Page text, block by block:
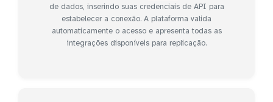
de dados, inserindo suas credenciais de API para
estabelecer a conexão. A plataforma valida
automaticamente o acesso e apresenta todas as
integrações disponíveis para replicação.